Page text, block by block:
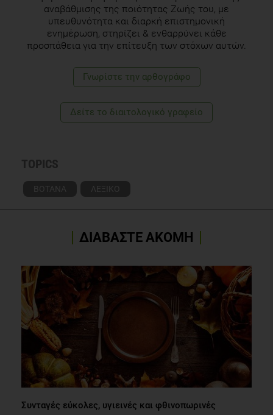
αναβάθμισης της ποιότητας Ζωής του, με
υπευθυνότητα και διαρκή επιστημονική
ενημέρωση, στηρίζει & ενθαρρύνει κάθε
προσπάθεια για την επίτευξη των στόχων αυτών.
Γνωρίστε την αρθογράφο
Δείτε το διαιτολογικό γραφείο
TOPICS
ΒΟΤΑΝΑ ΛΕΞΙΚΟ
ΔΙΑΒΑΣΤΕ ΑΚΟΜΗ
Συνταγές εύκολες, υγιεινές και φθινοπωρινές